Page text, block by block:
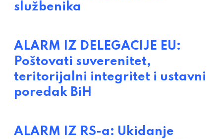
službenika
ALARM IZ DELEGACIJE EU:
Poštovati suverenitet,
teritorijalni integritet i ustavni
poredak BiH
ALARM IZ RS-a: Ukidanje